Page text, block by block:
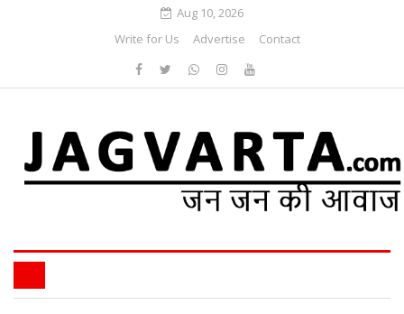
Aug 10, 2026
Write for Us
Advertise Contact